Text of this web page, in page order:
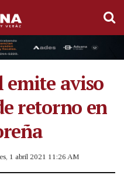
emite aviso
retorno en
1 abril 2021 11:26 AM